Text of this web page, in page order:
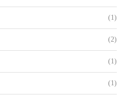
(1)
(2)
(1)
(1)